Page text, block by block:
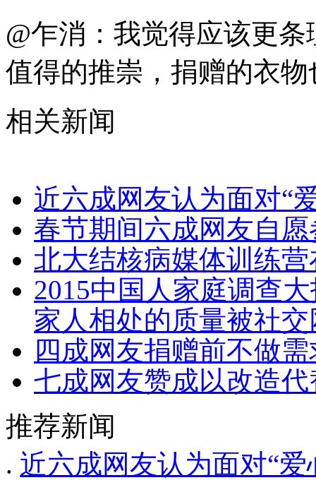
@乍消：我觉得应该更
值得的推崇，捐赠的衣
相关新闻
近六成网友认为面对“
春节期间六成网友自
北大结核病媒体训练
2015中国人家庭调查
家人相处的质量被社
四成网友捐赠前不做
七成网友赞成以改造
推荐新闻
. 近六成网友认为面对“